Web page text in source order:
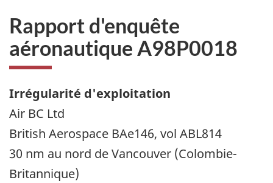
Rapport d'enquête
aéronautique A98P0018
Irrégularité d'exploitation
Air BC Ltd
British Aerospace BAe146, vol ABL814
30 nm au nord de Vancouver (Colombie-
Britannique)